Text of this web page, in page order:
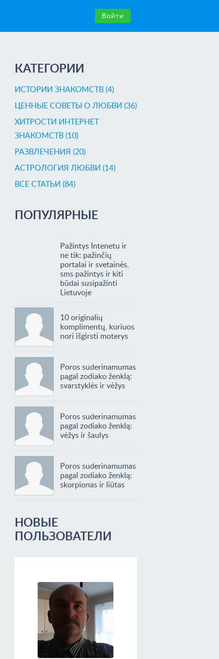
Войти
КАТЕГОРИИ
ИСТОРИИ ЗНАКОМСТВ (4)
ЦЕННЫЕ СОВЕТЫ О ЛЮБВИ (36)
ХИТРОСТИ ИНТЕРНЕТ
ЗНАКОМСТВ (10)
РАЗВЛЕЧЕНИЯ (20)
AСТРОЛОГИЯ ЛЮБВИ (14)
ВСЕ СТАТЬИ (84)
ПОПУЛЯРНЫЕ
Pažintys Intenetu ir
ne tik: pažinčių
portalai ir svetainės,
sms pažintys ir kiti
būdai susipažinti
Lietuvoje
10 originalių
komplimentų, kuriuos
nori išgirsti moterys
Poros suderinamumas
pagal zodiako ženklą:
svarstyklės ir vėžys
Poros suderinamumas
pagal zodiako ženklą:
vėžys ir šaulys
Poros suderinamumas
pagal zodiako ženklą:
skorpionas ir liūtas
НОВЫЕ
ПОЛЬЗОВАТЕЛИ